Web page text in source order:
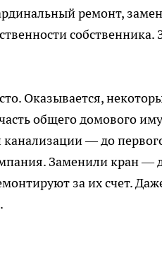
ремонт,
Оказывается,
общего домового
канализации — до
Заменили кран —
за их счет.